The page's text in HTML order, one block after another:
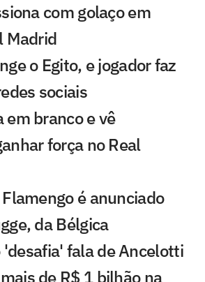
com golaço em
Madrid
o Egito, e jogador faz
sociais
em branco e vê
força no Real
é anunciado
da Bélgica
fala de Ancelotti
de R$ 1 bilhão na